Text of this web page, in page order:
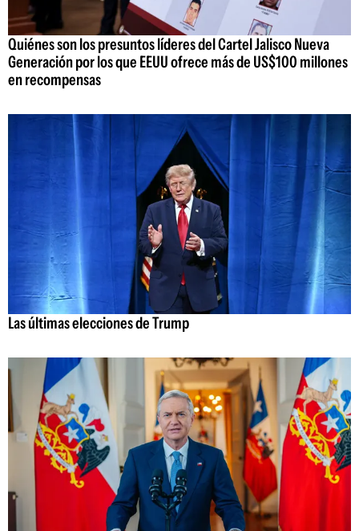
Quiénes son los presuntos líderes del Cartel Jalisco Nueva
Generación por los que EEUU ofrece más de US$100 millones
en recompensas
Las últimas elecciones de Trump